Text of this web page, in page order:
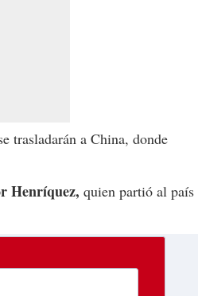
trasladarán a China, donde
Henríquez, quien partió al país